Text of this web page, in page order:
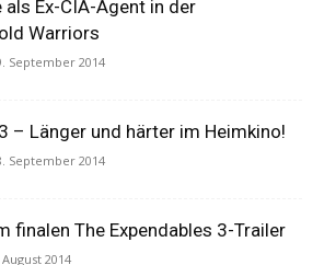
Ex-CIA-Agent in der
Warriors
September 2014
– Länger und härter im Heimkino!
September 2014
finalen The Expendables 3-Trailer
August 2014